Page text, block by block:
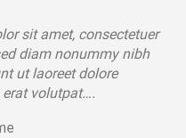
sit amet, consectetuer
diam nonummy nibh
ut laoreet dolore
volutpat….